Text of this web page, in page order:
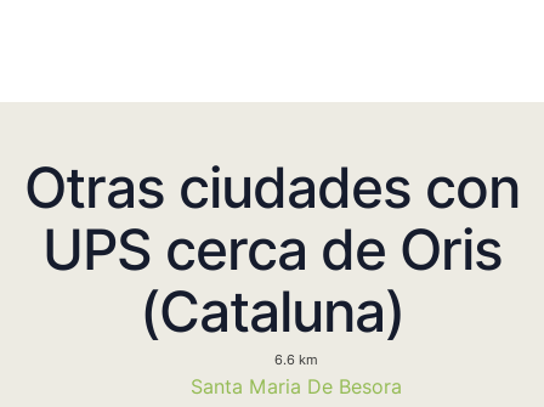
Otras ciudades con
UPS cerca de Oris
(Cataluna)
6.6 km
Santa Maria De Besora